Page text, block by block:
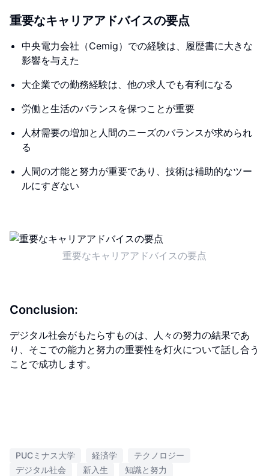
重要なキャリアアドバイスの要点
中央電力会社（Cemig）での経験は、履歴書に大きな
影響を与えた
大企業での勤務経験は、他の求人でも有利になる
労働と生活のバランスを保つことが重要
人材需要の増加と人間のニーズのバランスが求められ
る
人間の才能と努力が重要であり、技術は補助的なツー
ルにすぎない
重要なキャリアアドバイスの要点
Conclusion:
デジタル社会がもたらすものは、人々の努力の結果であ
り、そこでの能力と努力の重要性を灯火について話し合う
ことで成功します。
PUCミナス大学 経済学
テクノロジー
デジタル社会
新入生 知識と努力